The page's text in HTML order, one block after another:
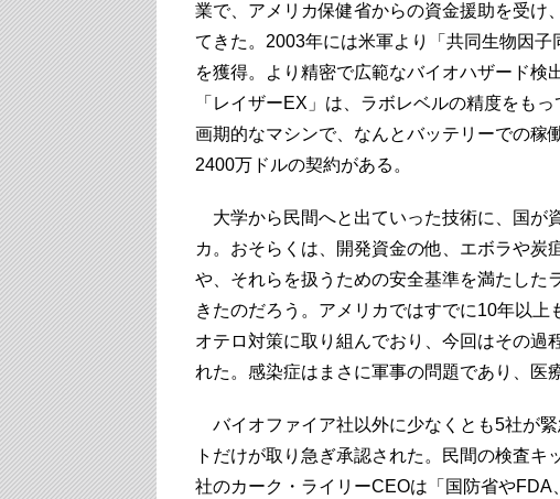
業で、アメリカ保健省からの資金援助を受け
てきた。2003年には米軍より「共同生物因
を獲得。より精密で広範なバイオハザード検
「レイザーEX」は、ラボレベルの精度をも
画期的なマシンで、なんとバッテリーでの稼
2400万ドルの契約がある。
大学から民間へと出ていった技術に、国が
カ。おそらくは、開発資金の他、エボラや炭
や、それらを扱うための安全基準を満たした
きたのだろう。アメリカではすでに10年以
オテロ対策に取り組んでおり、今回はその過
れた。感染症はまさに軍事の問題であり、医
バイオファイア社以外に少なくとも5社が
トだけが取り急ぎ承認された。民間の検査
社のカーク・ライリーCEOは「国防省や